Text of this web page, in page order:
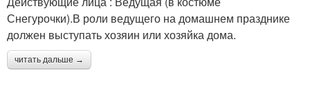
Снегурочки).В роли ведущего на домашнем празднике
должен выступать хозяин или хозяйка дома.
читать дальше →